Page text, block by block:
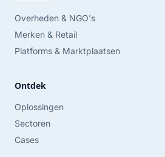
Overheden & NGO's
Merken & Retail
Platforms & Marktplaatsen
Ontdek
Oplossingen
Sectoren
Cases